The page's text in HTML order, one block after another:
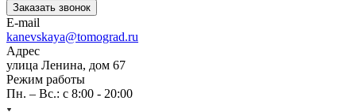
Заказать звонок
E-mail
kanevskaya@tomograd.ru
Адрес
улица Ленина, дом 67
Режим работы
Пн. – Вс.: c 8:00 - 20:00